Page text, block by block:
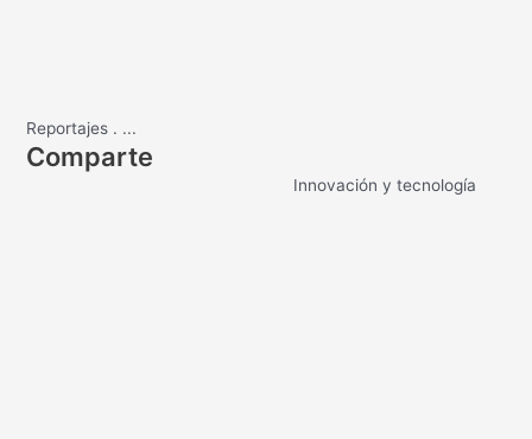
Reportajes . ...
Comparte
Innovación y tecnología